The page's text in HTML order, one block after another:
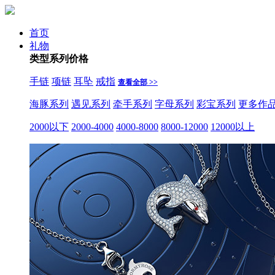
首页
礼物
类型系列价格
手链 项链 耳坠 戒指 查看全部 >>
海豚系列 遇见系列 牵手系列 字母系列 彩宝系列 更多作
2000以下 2000-4000 4000-8000 8000-12000 12000以上